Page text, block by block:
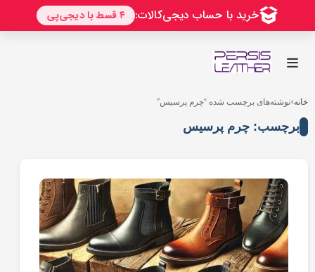
محتوا
خانه نوشته‌های برچسب شده “چرم پرسیس”
برچسب: چرم پرسیس